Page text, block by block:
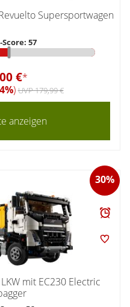
Supersportwagen
57
€*
)UVP 179,99 €
anzeigen
30%
mit EC230 Electric